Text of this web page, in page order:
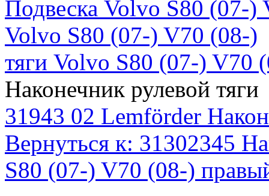
Подвеска Volvo S80 (07-)
Volvo S80 (07-) V70 (08-)
тяги Volvo S80 (07-) V70
Наконечник рулевой тяги
31943 02 Lemförder
Вернуться к: 31302345
S80 (07-) V70 (08-)